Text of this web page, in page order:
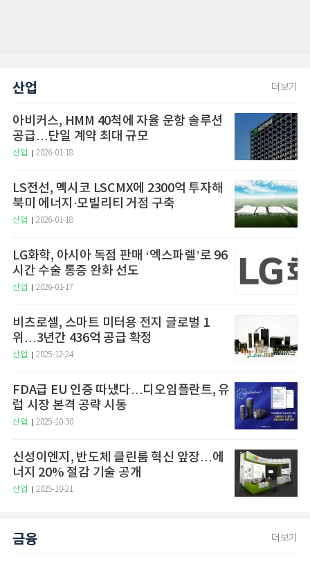
산업 더보기
아비커스, HMM 40척에 자율 운항 솔루션
공급…단일 계약 최대 규모
산업 2026-01-18
LS전선, 멕시코 LSCMX에 2300억 투자해
북미 에너지·모빌리티 거점 구축
산업 2026-01-18
LG화학, 아시아 독점 판매 ‘엑스파렐’로 96
시간 수술 통증 완화 선도
산업 2026-01-17
비츠로셀, 스마트 미터용 전지 글로벌 1
위…3년간 436억 공급 확정
산업 2025-12-24
FDA급 EU 인증 따냈다…디오임플란트, 유
럽 시장 본격 공략 시동
산업 2025-10-30
신성이엔지, 반도체 클린룸 혁신 앞장…에
너지 20% 절감 기술 공개
산업 2025-10-21
금융 더보기